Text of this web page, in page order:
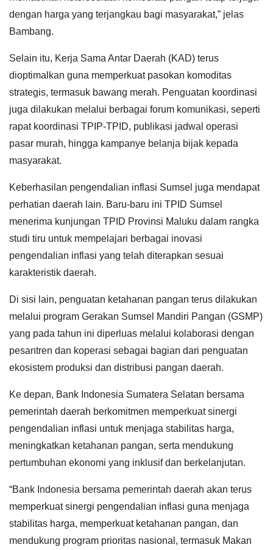
dengan harga yang terjangkau bagi masyarakat,” jelas
Bambang.
Selain itu, Kerja Sama Antar Daerah (KAD) terus
dioptimalkan guna memperkuat pasokan komoditas
strategis, termasuk bawang merah. Penguatan koordinasi
juga dilakukan melalui berbagai forum komunikasi, seperti
rapat koordinasi TPIP-TPID, publikasi jadwal operasi
pasar murah, hingga kampanye belanja bijak kepada
masyarakat.
Keberhasilan pengendalian inflasi Sumsel juga mendapat
perhatian daerah lain. Baru-baru ini TPID Sumsel
menerima kunjungan TPID Provinsi Maluku dalam rangka
studi tiru untuk mempelajari berbagai inovasi
pengendalian inflasi yang telah diterapkan sesuai
karakteristik daerah.
Di sisi lain, penguatan ketahanan pangan terus dilakukan
melalui program Gerakan Sumsel Mandiri Pangan (GSMP)
yang pada tahun ini diperluas melalui kolaborasi dengan
pesantren dan koperasi sebagai bagian dari penguatan
ekosistem produksi dan distribusi pangan daerah.
Ke depan, Bank Indonesia Sumatera Selatan bersama
pemerintah daerah berkomitmen memperkuat sinergi
pengendalian inflasi untuk menjaga stabilitas harga,
meningkatkan ketahanan pangan, serta mendukung
pertumbuhan ekonomi yang inklusif dan berkelanjutan.
“Bank Indonesia bersama pemerintah daerah akan terus
memperkuat sinergi pengendalian inflasi guna menjaga
stabilitas harga, memperkuat ketahanan pangan, dan
mendukung program prioritas nasional, termasuk Makan